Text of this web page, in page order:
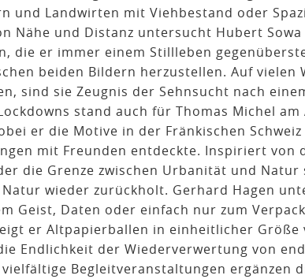
und Landwirten mit Viehbestand oder
Nähe und Distanz untersucht Hubert Sowa
die er immer einem Stillleben
beiden Bildern herzustellen. Auf vielen
sind sie Zeugnis der Sehnsucht nach
stand auch für Thomas Michel am
er die Motive in der Fränkischen
mit Freunden entdeckte. Inspiriert von
die Grenze zwischen Urbanität und Natur
wieder zurückholt. Gerhard Hagen
Geist, Daten oder einfach nur zum
er Altpapierballen in einheitlicher
Endlichkeit der Wiederverwertung von
Begleitveranstaltungen ergänzen